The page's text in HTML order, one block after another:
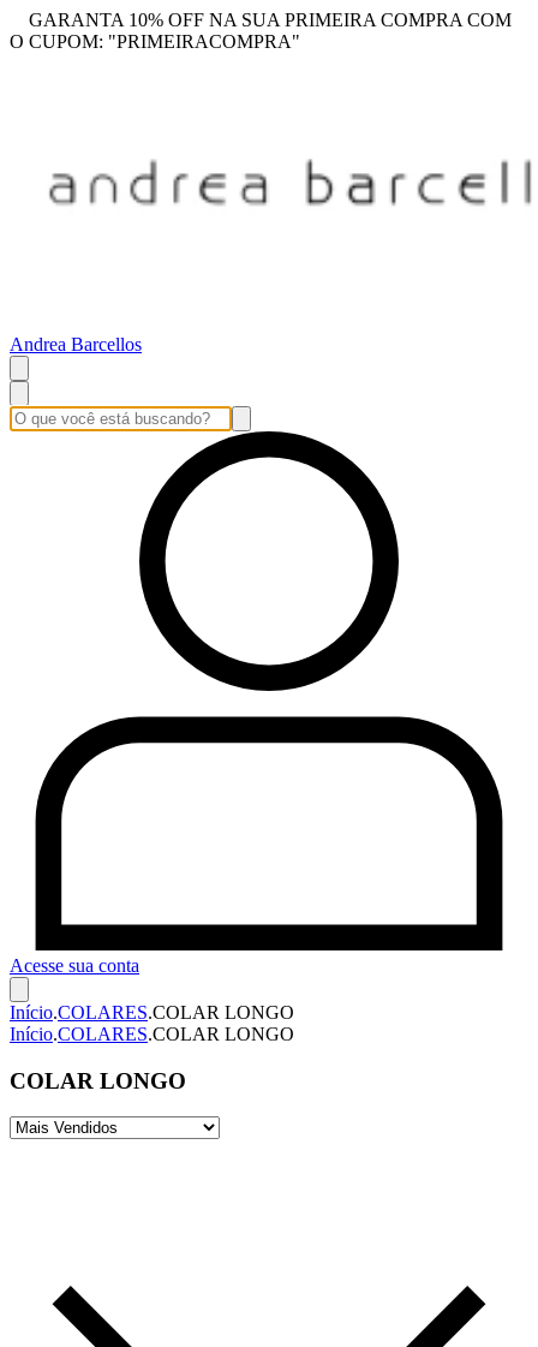
GARANTA 10% OFF NA SUA PRIMEIRA COMPRA COM
O CUPOM: "PRIMEIRACOMPRA"
Andrea Barcellos
Acesse sua conta
Início.COLARES.COLAR LONGO
Início.COLARES.COLAR LONGO
COLAR LONGO